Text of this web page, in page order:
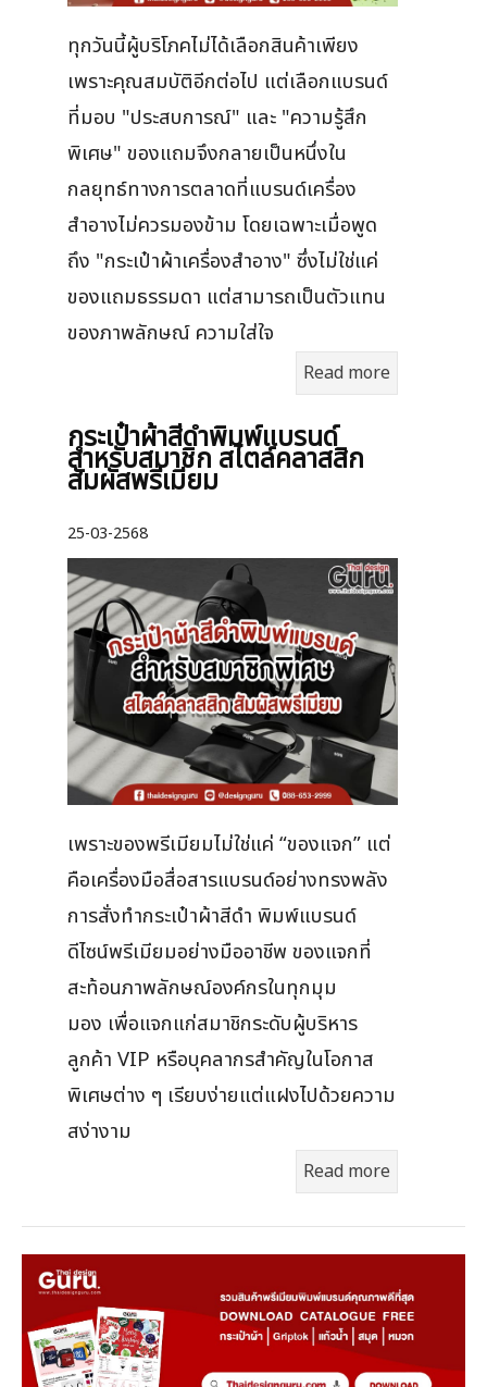
ทุกวันนี้ผู้บริโภคไม่ได้เลือกสินค้าเพียง
เพราะคุณสมบัติอีกต่อไป แต่เลือกแบรนด์
ที่มอบ "ประสบการณ์" และ "ความรู้สึก
พิเศษ" ของแถมจึงกลายเป็นหนึ่งใน
กลยุทธ์ทางการตลาดที่แบรนด์เครื่อง
สำอางไม่ควรมองข้าม โดยเฉพาะเมื่อพูด
ถึง "กระเป๋าผ้าเครื่องสำอาง" ซึ่งไม่ใช่แค่
ของแถมธรรมดา แต่สามารถเป็นตัวแทน
ของภาพลักษณ์ ความใส่ใจ
Read more
กระเป๋าผ้าสีดำพิมพ์แบรนด์
สำหรับสมาชิก สไตล์คลาสสิก
สัมผัสพรีเมียม
25-03-2568
เพราะของพรีเมียมไม่ใช่แค่ “ของแจก” แต่
คือเครื่องมือสื่อสารแบรนด์อย่างทรงพลัง
การสั่งทำกระเป๋าผ้าสีดำ พิมพ์แบรนด์
ดีไซน์พรีเมียมอย่างมืออาชีพ ของแจกที่
สะท้อนภาพลักษณ์องค์กรในทุกมุม
มอง เพื่อแจกแก่สมาชิกระดับผู้บริหาร
ลูกค้า VIP หรือบุคลากรสำคัญในโอกาส
พิเศษต่าง ๆ เรียบง่ายแต่แฝงไปด้วยความ
สง่างาม
Read more